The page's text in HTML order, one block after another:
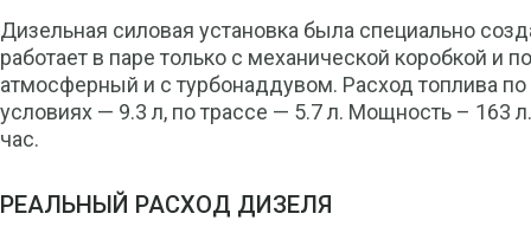
Дизельная силовая установка была специально
работает в паре только с механической коробкой и
атмосферный и с турбонаддувом. Расход топлива
условиях — 9.3 л, по трассе — 5.7 л. Мощность – 163
час.
РЕАЛЬНЫЙ РАСХОД ДИЗЕЛЯ